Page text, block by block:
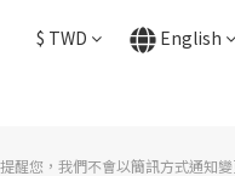
$ TWD English
提醒您，我們不會以簡訊方式通知變